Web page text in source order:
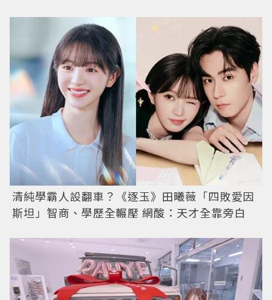
清純學霸人設翻車？《逐玉》田曦薇「四敗愛因
斯坦」智商、學歷全輾壓 網酸：天才全靠旁白